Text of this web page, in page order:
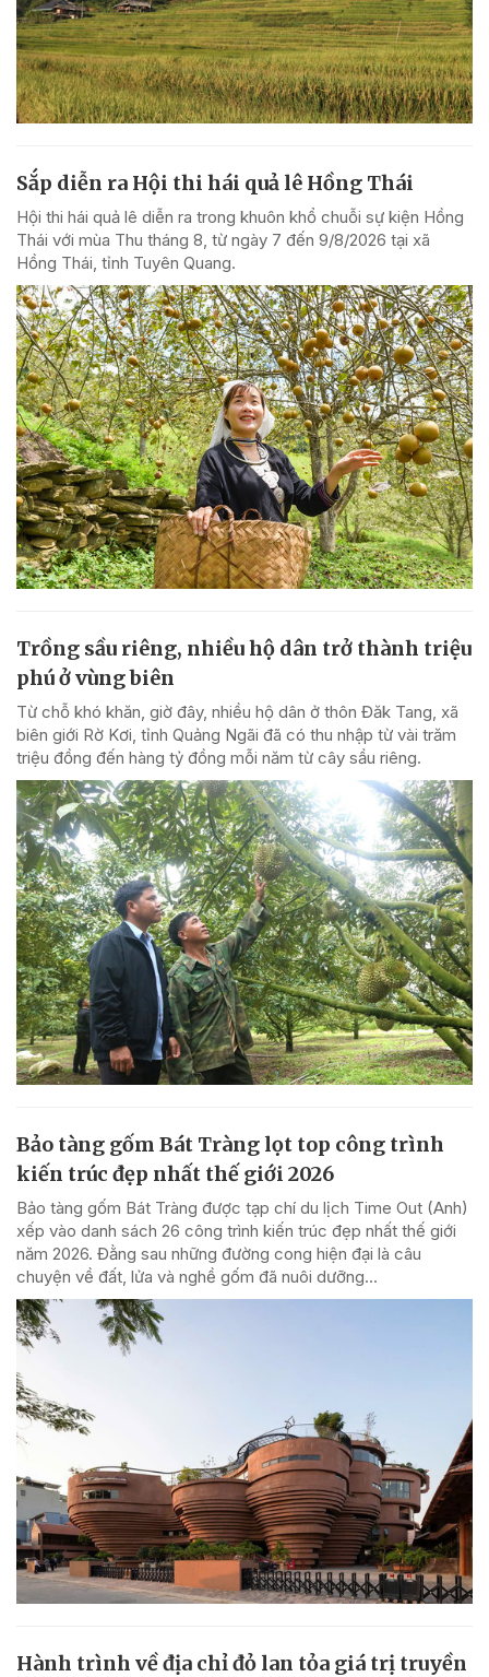
Sắp diễn ra Hội thi hái quả lê Hồng Thái
Hội thi hái quả lê diễn ra trong khuôn khổ chuỗi sự kiện Hồng
Thái với mùa Thu tháng 8, từ ngày 7 đến 9/8/2026 tại xã
Hồng Thái, tỉnh Tuyên Quang.
Trồng sầu riêng, nhiều hộ dân trở thành triệu
phú ở vùng biên
Từ chỗ khó khăn, giờ đây, nhiều hộ dân ở thôn Đăk Tang, xã
biên giới Rờ Kơi, tỉnh Quảng Ngãi đã có thu nhập từ vài trăm
triệu đồng đến hàng tỷ đồng mỗi năm từ cây sầu riêng.
Bảo tàng gốm Bát Tràng lọt top công trình
kiến trúc đẹp nhất thế giới 2026
Bảo tàng gốm Bát Tràng được tạp chí du lịch Time Out (Anh)
xếp vào danh sách 26 công trình kiến trúc đẹp nhất thế giới
năm 2026. Đằng sau những đường cong hiện đại là câu
chuyện về đất, lửa và nghề gốm đã nuôi dưỡng...
Hành trình về địa chỉ đỏ lan tỏa giá trị truyền